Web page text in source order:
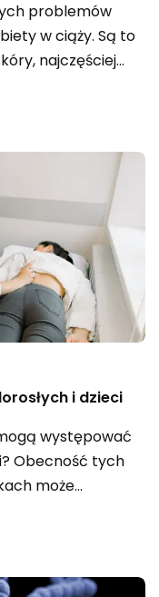
problemów
w ciąży. Są to
najczęściej
pewności
ich
przyczyny
oraz
i dzieci
występować
Obecność tych
może
u
jakie są